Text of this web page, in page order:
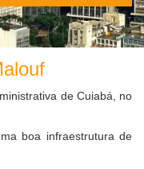
de Cuiabá, no
boa infraestrutura de